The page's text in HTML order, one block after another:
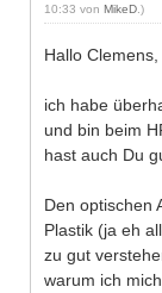
10:33 von MikeD .)
Hallo Clemens,
ich habe
und bin beim
hast auch Du
Den optischen
Plastik (ja eh
zu gut
warum ich